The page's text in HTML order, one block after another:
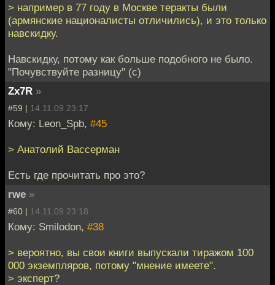
> например в 77 году в Москве теракты были
(армянские националисты отличились), и это только
навскидку.
Навскидку, потому как больше подобного не было.
"Почувствуйте разницу" (с)
Zx7R »
#59 | 14.11.09 23:17
Кому: Leon_Spb, #45
> Анатолий Вассерман
Есть где прочитать про это?
rwe »
#60 | 14.11.09 23:18
Кому: Smilodon, #38
> вероятно, вы свои книги выпускали тиражом 100
000 экземпляров, потому "мнение имеете".
> эксперт?